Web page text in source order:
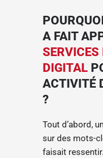
A FAIT
SERVICES
DIGITAL
ACTIVITÉ
?
Tout d’abord,
sur des mots-
faisait